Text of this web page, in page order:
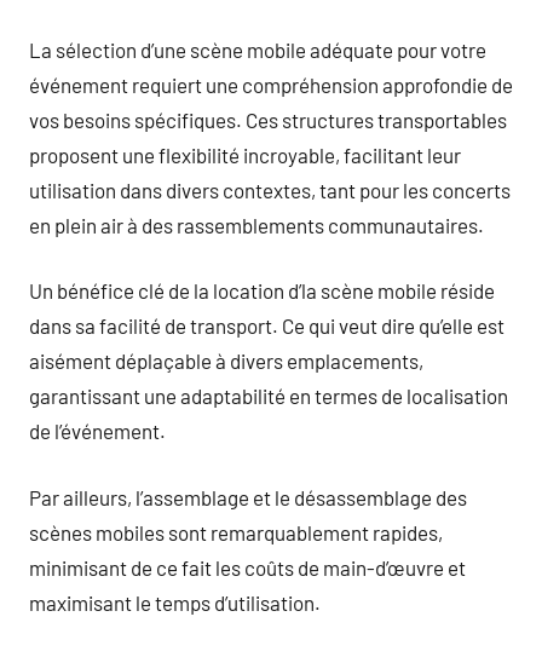
La sélection d’une scène mobile adéquate pour votre
événement requiert une compréhension approfondie de
vos besoins spécifiques. Ces structures transportables
proposent une flexibilité incroyable, facilitant leur
utilisation dans divers contextes, tant pour les concerts
en plein air à des rassemblements communautaires.
Un bénéfice clé de la location d’la scène mobile réside
dans sa facilité de transport. Ce qui veut dire qu’elle est
aisément déplaçable à divers emplacements,
garantissant une adaptabilité en termes de localisation
de l’événement.
Par ailleurs, l’assemblage et le désassemblage des
scènes mobiles sont remarquablement rapides,
minimisant de ce fait les coûts de main-d’œuvre et
maximisant le temps d’utilisation.